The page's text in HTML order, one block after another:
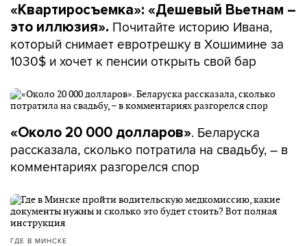
«Квартиросъемка»: «Дешевый Вьетнам –
это иллюзия». Почитайте историю Ивана,
который снимает евротрешку в Хошимине за
1030$ и хочет к пенсии открыть свой бар
«Около 20 000 долларов». Беларуска
рассказала, сколько потратила на свадьбу, – в
комментариях разгорелся спор
ГДЕ В МИНСКЕ